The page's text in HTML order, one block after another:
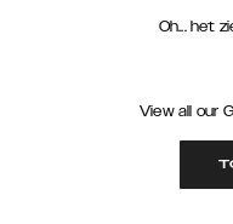
Oh... het
View all our